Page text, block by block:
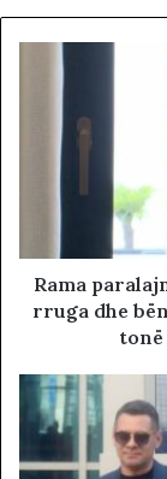
Rama
rruga dhe
tonë